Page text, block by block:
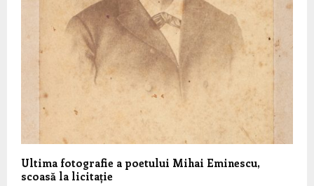
Ultima fotografie a poetului Mihai Eminescu,
scoasă la licitație